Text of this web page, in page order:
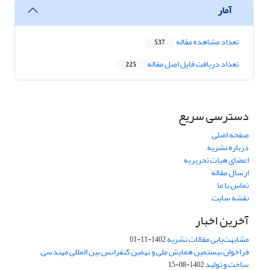
آمار
تعداد مشاهده مقاله 537
تعداد دریافت فایل اصل مقاله 225
دسترسی سریع
صفحه اصلی
درباره نشریه
اعضای هیات تحریریه
ارسال مقاله
تماس با ما
نقشه سایت
آخرین اخبار
مشابهت‌یابی مقالات نشریه1402-11-01
فراخوان بیستمین همایش ملی و نهمین کنفرانس بین المللی مهندسی
ساخت و تولید1402-08-15